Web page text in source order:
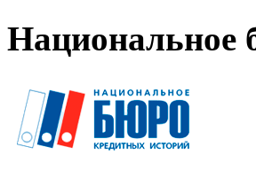
Национальное